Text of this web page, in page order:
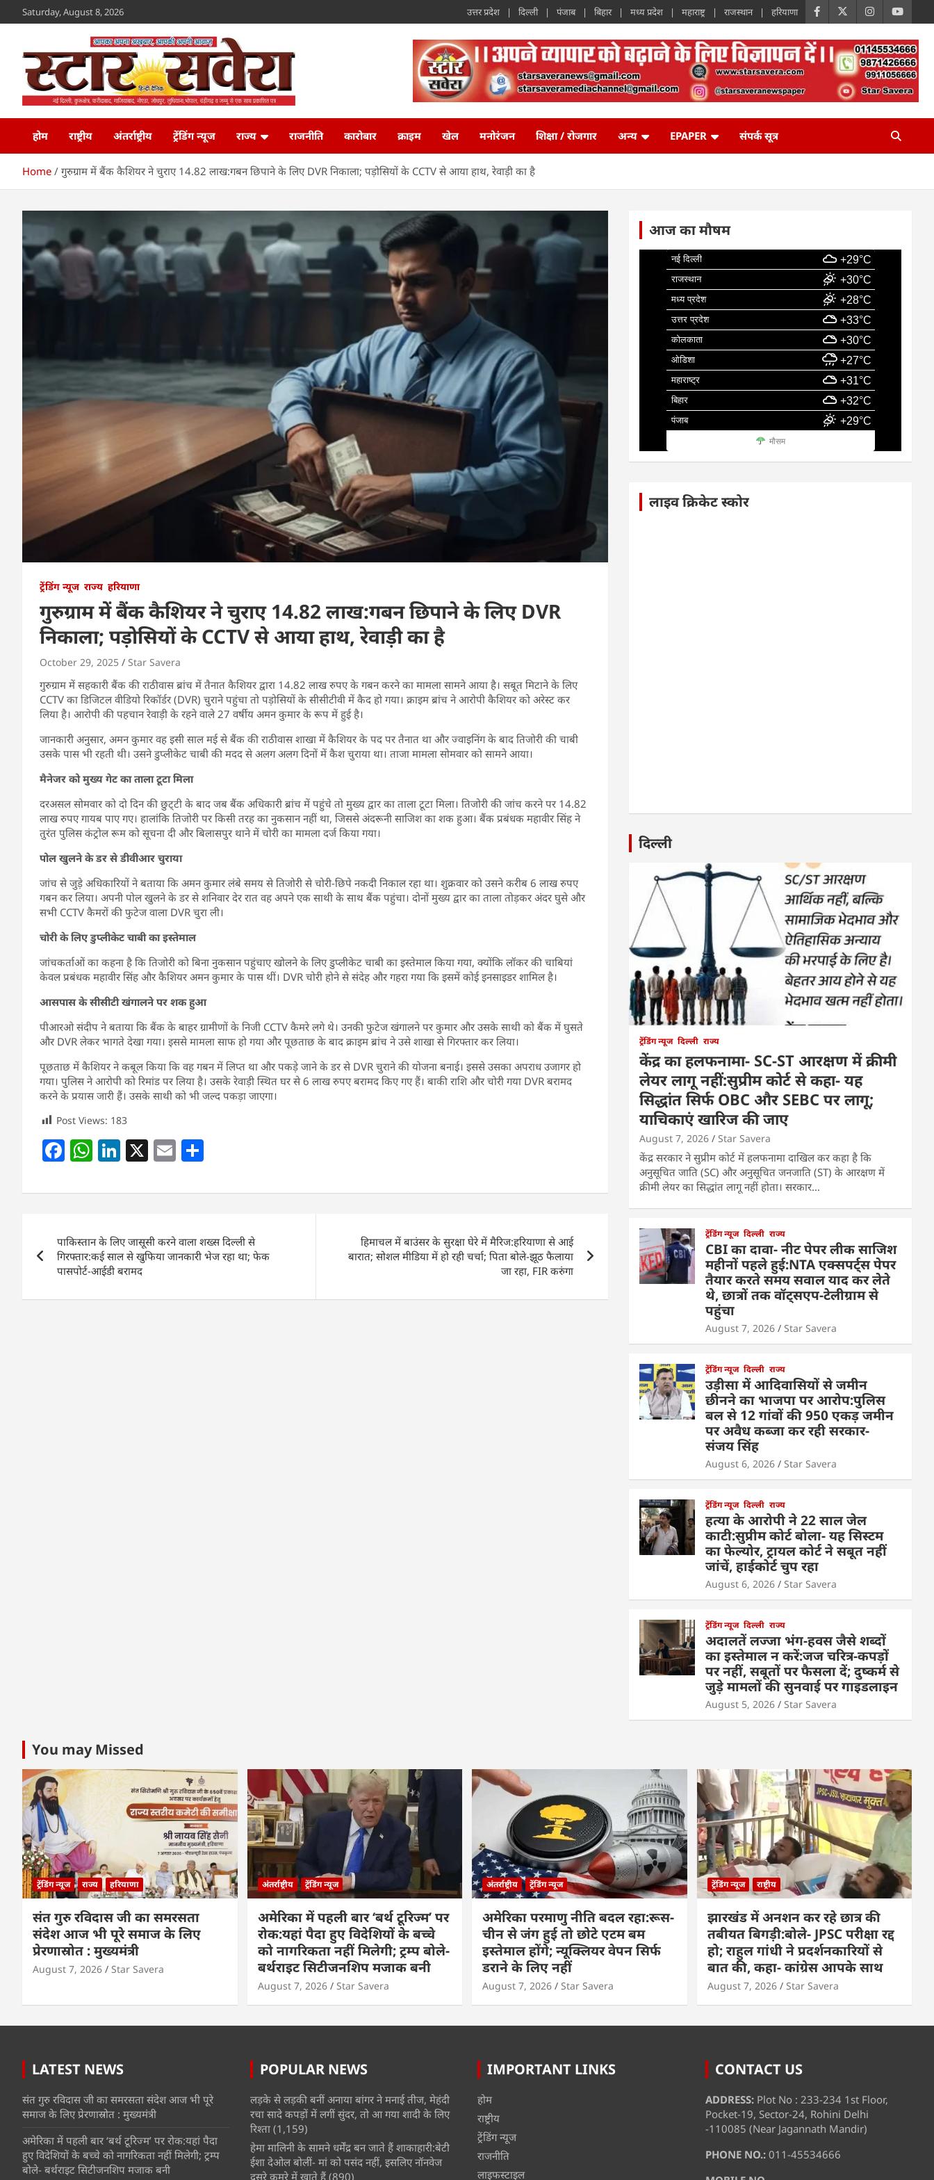
to
Saturday, August 8, 2026 उत्तर प्रदेश दिल्ली पंजाब बिहार मध्य प्रदेश महाराष्ट्र राजस्थान हरियाणा
Star Savera
होम
राष्ट्रीय अंतर्राष्ट्रीय ट्रेंडिंग न्यूज राज्य राजनीति कारोबार क्राइम खेल मनोरंजन शिक्षा / रोजगार अन्य EPAPER संपर्क सूत्र
Home गुरुग्राम में बैंक कैशियर ने चुराए 14.82 लाख:गबन छिपाने के लिए DVR निकाला; पड़ोसियों के CCTV से आया हाथ, रेवाड़ी का है
ट्रेंडिंग न्यूज राज्य हरियाणा
गुरुग्राम में बैंक कैशियर ने चुराए 14.82 लाख:गबन छिपाने के लिए DVR
निकाला; पड़ोसियों के CCTV से आया हाथ, रेवाड़ी का है
October 29, 2025 Star Savera
गुरुग्राम में सहकारी बैंक की राठीवास ब्रांच में तैनात कैशियर द्वारा 14.82 लाख रुपए के गबन करने का मामला सामने आया है। सबूत मिटाने के लिए
CCTV का डिजिटल वीडियो रिकॉर्डर (DVR) चुराने पहुंचा तो पड़ोसियों के सीसीटीवी में कैद हो गया। क्राइम ब्रांच ने आरोपी कैशियर को अरेस्ट कर
लिया है। आरोपी की पहचान रेवाड़ी के रहने वाले 27 वर्षीय अमन कुमार के रूप में हुई है।
जानकारी अनुसार, अमन कुमार वह इसी साल मई से बैंक की राठीवास शाखा में कैशियर के पद पर तैनात था और ज्वाइनिंग के बाद तिजोरी की चाबी
उसके पास भी रहती थी। उसने डुप्लीकेट चाबी की मदद से अलग अलग दिनों में कैश चुराया था। ताजा मामला सोमवार को सामने आया।
मैनेजर को मुख्य गेट का ताला टूटा मिला
दरअसल सोमवार को दो दिन की छुट्‌टी के बाद जब बैंक अधिकारी ब्रांच में पहुंचे तो मुख्य द्वार का ताला टूटा मिला। तिजोरी की जांच करने पर 14.82
लाख रुपए गायब पाए गए। हालांकि तिजोरी पर किसी तरह का नुकसान नहीं था, जिससे अंदरूनी साजिश का शक हुआ। बैंक प्रबंधक महावीर सिंह ने
तुरंत पुलिस कंट्रोल रूम को सूचना दी और बिलासपुर थाने में चोरी का मामला दर्ज किया गया।
पोल खुलने के डर से डीवीआर चुराया
जांच से जुड़े अधिकारियों ने बताया कि अमन कुमार लंबे समय से तिजोरी से चोरी-छिपे नकदी निकाल रहा था। शुक्रवार को उसने करीब 6 लाख रुपए
गबन कर लिया। अपनी पोल खुलने के डर से शनिवार देर रात वह अपने एक साथी के साथ बैंक पहुंचा। दोनों मुख्य द्वार का ताला तोड़कर अंदर घुसे और
सभी CCTV कैमरों की फुटेज वाला DVR चुरा ली।
चोरी के लिए डुप्लीकेट चाबी का इस्तेमाल
जांचकर्ताओं का कहना है कि तिजोरी को बिना नुकसान पहुंचाए खोलने के लिए डुप्लीकेट चाबी का इस्तेमाल किया गया, क्योंकि लॉकर की चाबियां
केवल प्रबंधक महावीर सिंह और कैशियर अमन कुमार के पास थीं। DVR चोरी होने से संदेह और गहरा गया कि इसमें कोई इनसाइडर शामिल है।
आसपास के सीसीटी खंगालने पर शक हुआ
पीआरओ संदीप ने बताया कि बैंक के बाहर ग्रामीणों के निजी CCTV कैमरे लगे थे। उनकी फुटेज खंगालने पर कुमार और उसके साथी को बैंक में घुसते
और DVR लेकर भागते देखा गया। इससे मामला साफ हो गया और पूछताछ के बाद क्राइम ब्रांच ने उसे शाखा से गिरफ्तार कर लिया।
पूछताछ में कैशियर ने कबूल किया कि वह गबन में लिप्त था और पकड़े जाने के डर से DVR चुराने की योजना बनाई। इससे उसका अपराध उजागर हो
गया। पुलिस ने आरोपी को रिमांड पर लिया है। उसके रेवाड़ी स्थित घर से 6 लाख रुपए बरामद किए गए हैं। बाकी राशि और चोरी गया DVR बरामद
करने के प्रयास जारी हैं। उसके साथी को भी जल्द पकड़ा जाएगा।
Post Views: 183
F
c
b
o
o
k
W
at
A
p
p
Li
k
dI
n
X E
ai ar
navigation
पाकिस्तान के लिए जासूसी करने वाला शख्स दिल्ली से
गिरफ्तार:कई साल से खुफिया जानकारी भेज रहा था; फेक
पासपोर्ट-आईडी बरामद
हिमाचल में बाउंसर के सुरक्षा घेरे में मैरिज:हरियाणा से आई
बारात; सोशल मीडिया में हो रही चर्चा; पिता बोले-झूठ फैलाया
जा रहा, FIR करुंगा
आज का मौषम
नई दिल्ली +29°C
राजस्थान +30°C
मध्य प्रदेश +28°C
उत्तर प्रदेश +33°C
कोलकाता +30°C
ओडिशा +27°C
महाराष्ट्र +31°C
बिहार +32°C
पंजाब +29°C
मौसम
लाइव क्रिकेट स्कोर
दिल्ली
ट्रेंडिंग न्यूज दिल्ली राज्य
केंद्र का हलफनामा- SC-ST आरक्षण में क्रीमी
लेयर लागू नहीं:सुप्रीम कोर्ट से कहा- यह
सिद्धांत सिर्फ OBC और SEBC पर लागू;
याचिकाएं खारिज की जाए
August 7, 2026 Star Savera
केंद्र सरकार ने सुप्रीम कोर्ट में हलफनामा दाखिल कर कहा है कि
अनुसूचित जाति (SC) और अनुसूचित जनजाति (ST) के आरक्षण में
क्रीमी लेयर का सिद्धांत लागू नहीं होता। सरकार…
ट्रेंडिंग न्यूज दिल्ली राज्य
CBI का दावा- नीट पेपर लीक साजिश
महीनों पहले हुई:NTA एक्सपर्ट्स पेपर
तैयार करते समय सवाल याद कर लेते
थे, छात्रों तक वॉट्सएप-टेलीग्राम से
पहुंचा
August 7, 2026 Star Savera
ट्रेंडिंग न्यूज दिल्ली राज्य
उड़ीसा में आदिवासियों से जमीन
छीनने का भाजपा पर आरोप:पुलिस
बल से 12 गांवों की 950 एकड़ जमीन
पर अवैध कब्जा कर रही सरकार-
संजय सिंह
August 6, 2026 Star Savera
ट्रेंडिंग न्यूज दिल्ली राज्य
हत्या के आरोपी ने 22 साल जेल
काटी:सुप्रीम कोर्ट बोला- यह सिस्टम
का फेल्योर, ट्रायल कोर्ट ने सबूत नहीं
जांचें, हाईकोर्ट चुप रहा
August 6, 2026 Star Savera
ट्रेंडिंग न्यूज दिल्ली राज्य
अदालतें लज्जा भंग-हवस जैसे शब्दों
का इस्तेमाल न करें:जज चरित्र-कपड़ों
पर नहीं, सबूतों पर फैसला दें; दुष्कर्म से
जुड़े मामलों की सुनवाई पर गाइडलाइन
August 5, 2026 Star Savera
You may Missed
ट्रेंडिंग न्यूज राज्य हरियाणा
संत गुरु रविदास जी का समरसता
संदेश आज भी पूरे समाज के लिए
प्रेरणास्रोत : मुख्यमंत्री
August 7, 2026 Star Savera
अंतर्राष्ट्रीय ट्रेंडिंग न्यूज
अमेरिका में पहली बार ‘बर्थ टूरिज्म’ पर
रोक:यहां पैदा हुए विदेशियों के बच्चे
को नागरिकता नहीं मिलेगी; ट्रम्प बोले-
बर्थराइट सिटीजनशिप मजाक बनी
August 7, 2026 Star Savera
अंतर्राष्ट्रीय ट्रेंडिंग न्यूज
अमेरिका परमाणु नीति बदल रहा:रूस-
चीन से जंग हुई तो छोटे एटम बम
इस्तेमाल होंगे; न्यूक्लियर वेपन सिर्फ
डराने के लिए नहीं
August 7, 2026 Star Savera
ट्रेंडिंग न्यूज राष्ट्रीय
झारखंड में अनशन कर रहे छात्र की
तबीयत बिगड़ी:बोले- JPSC परीक्षा रद्द
हो; राहुल गांधी ने प्रदर्शनकारियों से
बात की, कहा- कांग्रेस आपके साथ
August 7, 2026 Star Savera
LATEST NEWS
संत गुरु रविदास जी का समरसता संदेश आज भी पूरे
समाज के लिए प्रेरणास्रोत : मुख्यमंत्री
अमेरिका में पहली बार ‘बर्थ टूरिज्म’ पर रोक:यहां पैदा
हुए विदेशियों के बच्चे को नागरिकता नहीं मिलेगी; ट्रम्प
बोले- बर्थराइट सिटीजनशिप मजाक बनी
POPULAR NEWS
लड़के से लड़की बनीं अनाया बांगर ने मनाई तीज, मेहंदी
रचा सादे कपड़ों में लगीं सुंदर, तो आ गया शादी के लिए
रिश्ता (1,159)
हेमा मालिनी के सामने धर्मेंद्र बन जाते हैं शाकाहारी:बेटी
ईशा देओल बोलीं- मां को पसंद नहीं, इसलिए नॉनवेज
दूसरे कमरे में खाते हैं (890)
IMPORTANT LINKS
होम
राष्ट्रीय
ट्रेंडिंग न्यूज
राजनीति
लाइफस्टाइल
CONTACT US
ADDRESS: Plot No : 233-234 1st Floor,
Pocket-19, Sector-24, Rohini Delhi
-110085 (Near Jagannath Mandir)
PHONE NO.: 011-45534666